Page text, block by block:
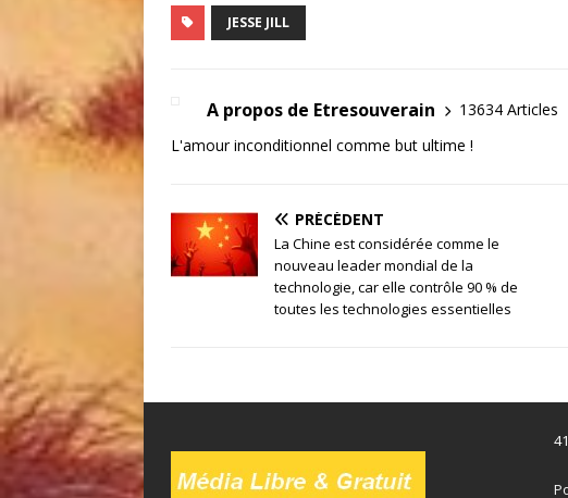
JESSE JILL
A propos de Etresouverain
13634 Articles
L'amour inconditionnel comme but ultime !
PRÉCÉDENT
La Chine est considérée comme le
nouveau leader mondial de la
technologie, car elle contrôle 90 % de
toutes les technologies essentielles